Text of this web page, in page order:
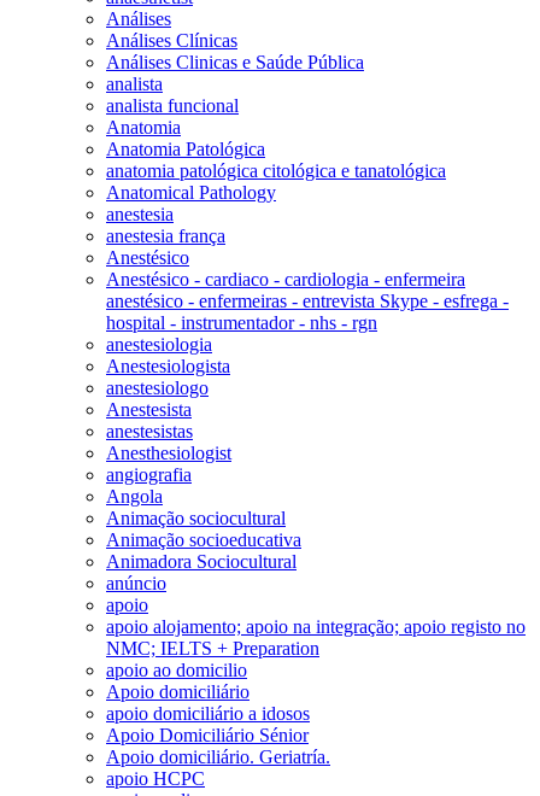
Análises
Análises Clínicas
Análises Clinicas e Saúde Pública
analista
analista funcional
Anatomia
Anatomia Patológica
anatomia patológica citológica e tanatológica
Anatomical Pathology
anestesia
anestesia frança
Anestésico
Anestésico - cardiaco - cardiologia - enfermeira
anestésico - enfermeiras - entrevista Skype - esfrega -
hospital - instrumentador - nhs - rgn
anestesiologia
Anestesiologista
anestesiologo
Anestesista
anestesistas
Anesthesiologist
angiografia
Angola
Animação sociocultural
Animação socioeducativa
Animadora Sociocultural
anúncio
apoio
apoio alojamento; apoio na integração; apoio registo no
NMC; IELTS + Preparation
apoio ao domicilio
Apoio domiciliário
apoio domiciliário a idosos
Apoio Domiciliário Sénior
Apoio domiciliário. Geriatría.
apoio HCPC